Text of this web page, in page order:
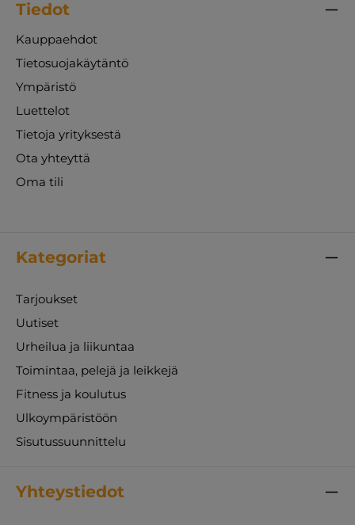
Tiedot
Kauppaehdot
Tietosuojakäytäntö
Ympäristö
Luettelot
Tietoja yrityksestä
Ota yhteyttä
Oma tili
Kategoriat
Tarjoukset
Uutiset
Urheilua ja liikuntaa
Toimintaa, pelejä ja leikkejä
Fitness ja koulutus
Ulkoympäristöön
Sisutussuunnittelu
Yhteystiedot